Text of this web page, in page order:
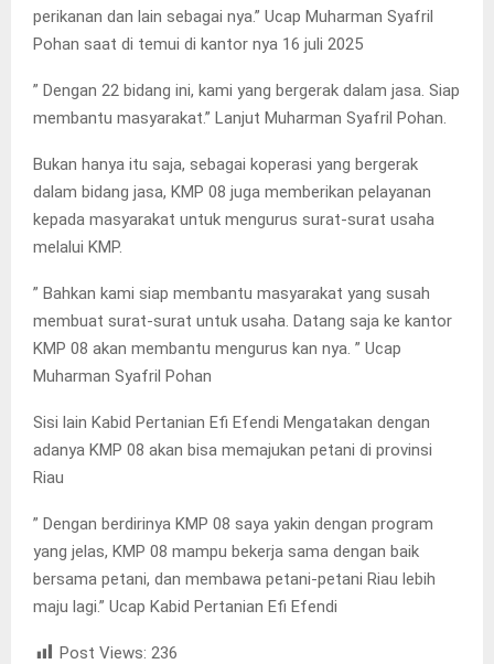
perikanan dan lain sebagai nya.” Ucap Muharman Syafril
Pohan saat di temui di kantor nya 16 juli 2025
” Dengan 22 bidang ini, kami yang bergerak dalam jasa. Siap
membantu masyarakat.” Lanjut Muharman Syafril Pohan.
Bukan hanya itu saja, sebagai koperasi yang bergerak
dalam bidang jasa, KMP 08 juga memberikan pelayanan
kepada masyarakat untuk mengurus surat-surat usaha
melalui KMP.
” Bahkan kami siap membantu masyarakat yang susah
membuat surat-surat untuk usaha. Datang saja ke kantor
KMP 08 akan membantu mengurus kan nya. ” Ucap
Muharman Syafril Pohan
Sisi lain Kabid Pertanian Efi Efendi Mengatakan dengan
adanya KMP 08 akan bisa memajukan petani di provinsi
Riau
” Dengan berdirinya KMP 08 saya yakin dengan program
yang jelas, KMP 08 mampu bekerja sama dengan baik
bersama petani, dan membawa petani-petani Riau lebih
maju lagi.” Ucap Kabid Pertanian Efi Efendi
Post Views: 236